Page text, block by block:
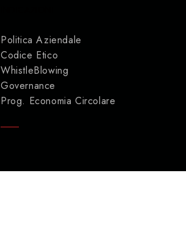
Politica Aziendale
Codice Etico
WhistleBlowing
Governance
Prog. Economia Circolare